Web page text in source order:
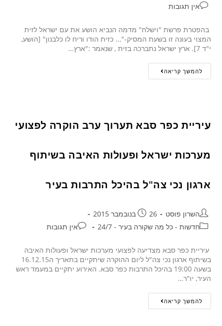
אין תגובות
בהפטרת פרשת "וישלח" מדמה הנביא הושע את עם ישראל לזית
המצוי בעונה זו בשעת המסיק-"... כזית הודו וריח לו כלבנון" [הושע,
י"ד 7]. ארץ ישראל נתברכה בזית , שנאמר :"ארץ…
להמשך קריאה
עיריית כפר סבא תערוך ערב הוקרה לפצועי
מערכות ישראל ופעולות האיבה בשיתוף
ארגון נכי צה"ל בהיכל התרבות בעיר
השרון פוסט
26 בנובמבר 2015
חדשות - כל מה שקורה בעיר - 24/7
אין תגובות
עיריית כפר סבא מצדיעה לפצועי מערכות ישראל ופעולות האיבה
בשיתוף ארגון נכי צה"ל ליום ההוקרה שיתקיים בתאריך ה16.12.15
בשעה 19:00 בהיכל התרבות כפר סבא. האירוע יתקיים במעמד ראש
העיר, יו"ר…
להמשך קריאה